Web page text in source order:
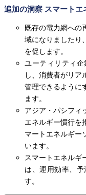
追加の洞察 スマートエ
既存の電力網への
域になりましたり
を促します。
ユーティリティ
し、消費者がリア
管理できるように
ます。
アジア・パシフィ
エネルギー慣行を
マートエネルギー
います。
スマートエネルギ
は、運用効率、
す。